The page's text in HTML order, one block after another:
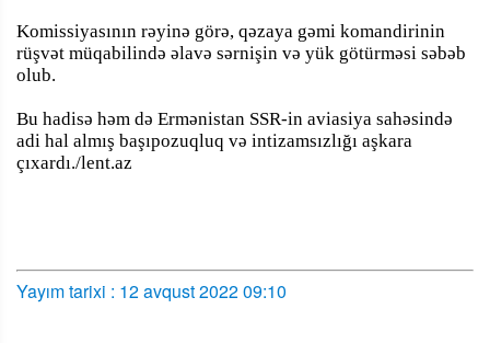
Komissiyasının rəyinə görə, qəzaya gəmi komandirinin
rüşvət müqabilində əlavə sərnişin və yük götürməsi səbəb
olub.
Bu hadisə həm də Ermənistan SSR-in aviasiya sahəsində
adi hal almış başıpozuqluq və intizamsızlığı aşkara
çıxardı./lent.az
Yayım tarixi : 12 avqust 2022 09:10